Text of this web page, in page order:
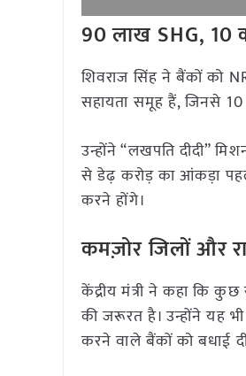
90 लाख SHG, 10
शिवराज सिंह ने बैंकों को
सहायता समूह हैं, जिनसे
उन्होंने “लखपति दीदी”
से डेढ़ करोड़ का आंकड़ा
करने होंगे।
कमज़ोर जिलों और
केंद्रीय मंत्री ने कहा कि
की जरूरत है। उन्होंने यह
करने वाले बैंकों को बधाई